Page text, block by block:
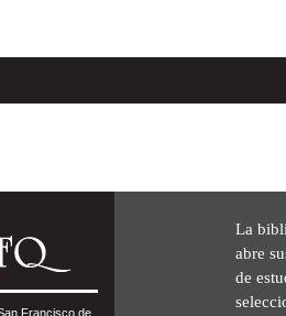
Francisco de
La
abre
de